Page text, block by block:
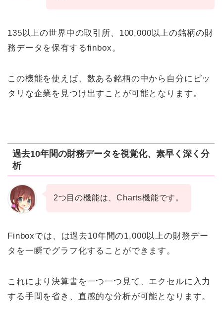
135以上の世界中の取引所、100,000以上の銘柄の財
務データを保有するfinbox。
この機能を使えば、数ある銘柄の中から自分にピッ
タリな企業を見つけ出すことが可能となります。
過去10年間の財務データを視覚化、素早く深く分
析
2つ目の機能は、Charts機能です。
Finboxでは、は過去10年間の1,000以上の財務デー
タを一瞬でグラフ化することができます。
これにより決算書を一つ一つ見て、エクセルに入力
する手間を省き、直感的な分析が可能となります。